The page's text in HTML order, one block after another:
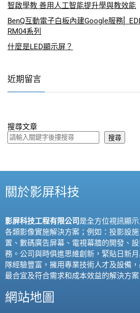
智啟學教 善用人工智能提升學與教效能
BenQ互動電子白板內建Google服務⎜
RM04系列
什麼是LED顯示屏？
近期留言
搜尋文章
搜尋
關於影屏科技
影屏科技工程有限公司是全方位視訊顯
各類影像實施解決方案；例如：投影設施
置、數碼廣告屏幕、電視幕牆的開發、
務。公司與時俱進思維創新，緊貼日新
隊經驗豐富，擁用專業技術人才及設備
最合宜及符合需求和成本效益的解決方案
網站地圖